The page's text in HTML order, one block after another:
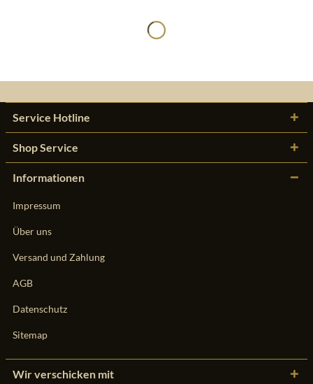
Service Hotline
Shop Service
Informationen
Impressum
Über uns
Versand und Zahlung
AGB
Datenschutz
Sitemap
Wir verschicken mit